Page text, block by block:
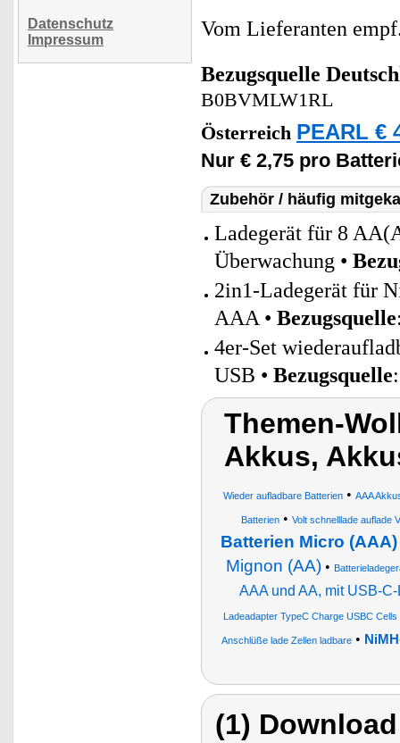
Datenschutz
Impressum
Vom Lieferanten
Bezugsquelle
B0BVMLW1RL
Österreich PEARL €
Nur € 2,75 pro
Zubehör / häufig
Ladegerät für 8
Überwachung •
2in1-Ladegerät für
AAA • Bezugsquelle
4er-Set
USB • Bezugsquelle
Themen-
Akkus,
Wieder aufladbare Batterien • AAA
Batterien • Volt schnelllade auflade
Batterien Micro (AAA)
Mignon (AA)•
AAA und AA, mit USB-
Ladeadapter TypeC Charge USBC Cells
Anschlüße lade Zellen ladbare•
(1)